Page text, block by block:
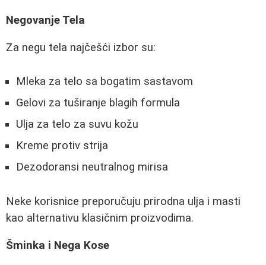
Negovanje Tela
Za negu tela najčešći izbor su:
Mleka za telo sa bogatim sastavom
Gelovi za tuširanje blagih formula
Ulja za telo za suvu kožu
Kreme protiv strija
Dezodoransi neutralnog mirisa
Neke korisnice preporučuju prirodna ulja i masti
kao alternativu klasičnim proizvodima.
Šminka i Nega Kose